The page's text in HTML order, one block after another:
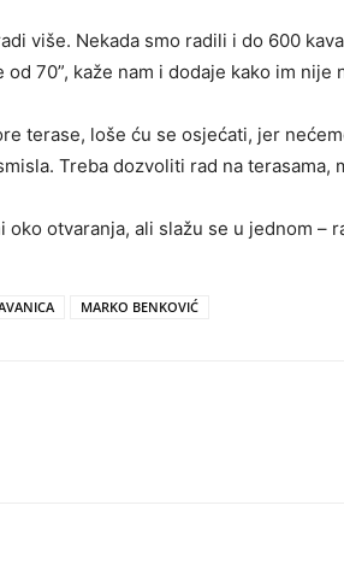
više. Nekada smo radili i do 600
70”, kaže nam i dodaje kako im nije
terase, loše ću se osjećati, jer
Treba dozvoliti rad na terasama,
otvaranja, ali slažu se u jednom –
MARKO BENKOVIĆ